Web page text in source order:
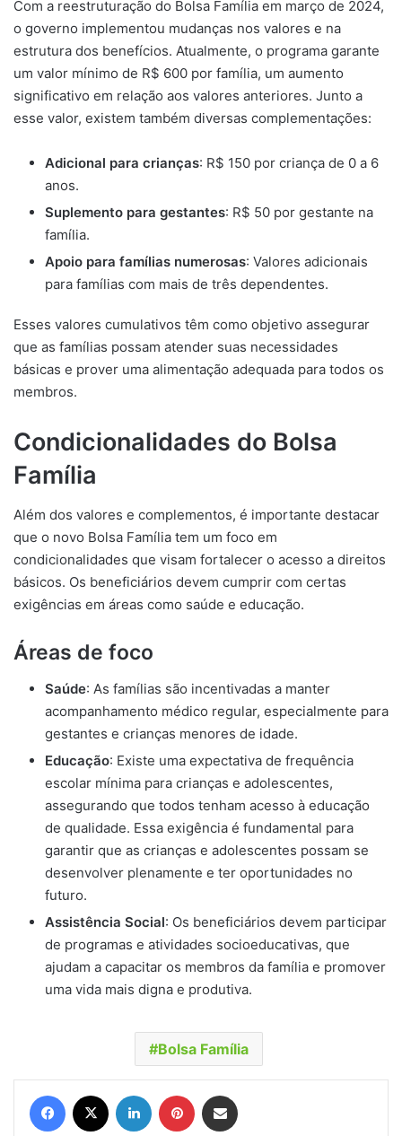
Com a reestruturação do Bolsa Família em março de 2024,
o governo implementou mudanças nos valores e na
estrutura dos benefícios. Atualmente, o programa garante
um valor mínimo de R$ 600 por família, um aumento
significativo em relação aos valores anteriores. Junto a
esse valor, existem também diversas complementações:
Adicional para crianças: R$ 150 por criança de 0 a 6
anos.
Suplemento para gestantes: R$ 50 por gestante na
família.
Apoio para famílias numerosas: Valores adicionais
para famílias com mais de três dependentes.
Esses valores cumulativos têm como objetivo assegurar
que as famílias possam atender suas necessidades
básicas e prover uma alimentação adequada para todos os
membros.
Condicionalidades do Bolsa
Família
Além dos valores e complementos, é importante destacar
que o novo Bolsa Família tem um foco em
condicionalidades que visam fortalecer o acesso a direitos
básicos. Os beneficiários devem cumprir com certas
exigências em áreas como saúde e educação.
Áreas de foco
Saúde: As famílias são incentivadas a manter
acompanhamento médico regular, especialmente para
gestantes e crianças menores de idade.
Educação: Existe uma expectativa de frequência
escolar mínima para crianças e adolescentes,
assegurando que todos tenham acesso à educação
de qualidade. Essa exigência é fundamental para
garantir que as crianças e adolescentes possam se
desenvolver plenamente e ter oportunidades no
futuro.
Assistência Social: Os beneficiários devem participar
de programas e atividades socioeducativas, que
ajudam a capacitar os membros da família e promover
uma vida mais digna e produtiva.
Bolsa Família
Facebook Linkedin Pinterest